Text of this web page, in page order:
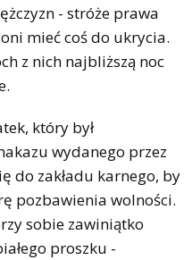
- stróże prawa
mieć coś do ukrycia.
z nich najbliższą noc
który był
wydanego przez
do zakładu karnego, by
pozbawienia wolności.
sobie zawiniątko
proszku -